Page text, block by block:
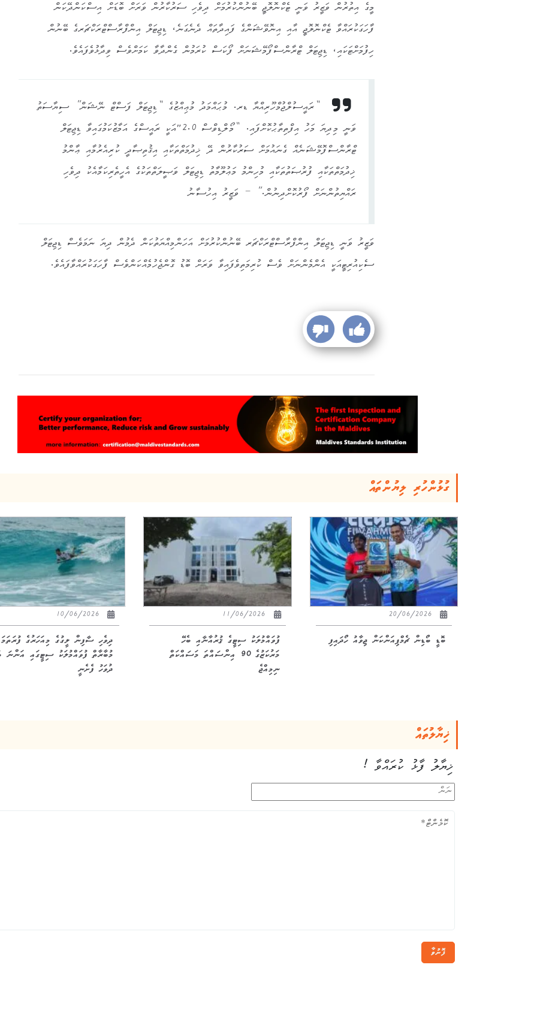
މީގެ އިތުރުން ވަޒީރު ވަނީ ޓެކްނޮލޮޖީ ބޭނުންކުރުމަށް ދިވެހި ސަރުކާރުން ވަރަށް ބޮޑަށް އިސްކަންދޭކަން
ފާހަގަކުރައްވާ ޓެކްނޮލޮޖީ އާއި އިނޮވޭޝަންގެ ފައިދާތައް ދެނެގަނެ، ޑިޖިޓަލް އިންފްރާސްޓްރަކްޗަރގެ ބޭނުން
ހިފުމަށްޓަކައި، ޑިޖިޓަލް ޓްރާންސްފޯމޭޝަނަށް ފޯކަސް ކުރަމުން ގެންދާވާ ކަމަށްވެސް ވިދާޅުވެފައެވެ.
“ރައީސުލްޖުމްހޫރިއްޔާ ޑރ. މުޙައްމަދު މުޢިއްޒުގެ “ޑިޖިޓަލް ފަސްޓް ނޭޝަން” ސިޔާސަތު
ވަނީ މިދިޔަ މަހު އިފްތިތާޙުކޮށްފައި. “މޯލްޑިވްސް 2.0″އަކީ ރައީސްގެ އަމާޒުކަމުގައިވާ ޑިޖިޓަލް
ޓްރާންސްފޮމޭޝަނެއް ގެނައުމަށް ސަރުކާރުން ދޭ ޚިދުމަތްތަކާއި އިޤުތިޞާދީ ކުރިއެރުމާއި ޢާންމު
ޚިދުމަތްތަކާއި ފުރުޞަތުތަކާއި މުހިންމު މަޢުލޫމާތު ޑިޖިޓަލް ވަޞީލަތްތަކުގެ އެހީތެރިކަމާއެކު ދިވެހި
ރައްޔިތުންނަށް ފޯރުކޮށްދިނުން.” – ވަޒީރު އިހުސާނު
ވަޒީރު ވަނީ ޑިޖިޓަލް އިންފްރާސްޓްރަކްޗަރ ބޭނުންކުރުމަށް އަހަންމިއްޔަތުކަން ދެމުން ދިޔަ ނަމަވެސް ޑިޖިޓަލް
ސެކިއުރިޓީއަކީ އެންމެންނަށް ވެސް ކުރިމަތިވެފައިވާ ވަރަށް ބޮޑު ގޮންޖެހުމެއްކަންވެސް ފާހަގަކުރައްވާފައެވެ.
ގުޅުންހުރި ލިޔުންތައް
20/06/2026
ބޮޑީ ބޯޑިން ޗެމްޕިއަންކަން ޖިވާއު ހޯދައިފި
ފުވައްމުލަކު ސިޓީގެ ޤުރުއާނާއި ބެހޭ
މަރުކަޒުގެ 90 އިންސައްތަ މަސައްކަތް
ނިމިއްޖެ
10/06/2026
ދިވެހި ސާފިން ލީގުގެ މިއަހަރުގެ ފުރަތަމަ
މުބާރާތް ފުވައްމުލަކު ސިޓީގައި އަންނަ
ދުވަހު ފެށެނީ
ޚިޔާލުތައް
ޚިޔާލު ފާޅު ކުރައްވާ !
ފޮނުވާ